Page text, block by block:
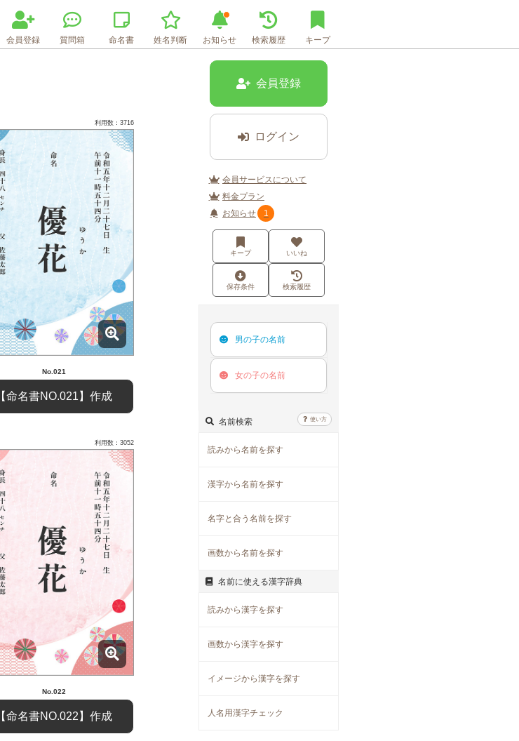
会員登録 質問箱 命名書 姓名判断 お知らせ 検索履歴 キープ
利用数：3716
No.021
【命名書NO.021】作成
利用数：3052
No.022
【命名書NO.022】作成
会員登録
ログイン
会員サービスについて
料金プラン
お知らせ
1
キープ いいね
保存条件 検索履歴
男の子の名前
女の子の名前
名前検索 使い方
読みから名前を探す
漢字から名前を探す
名字と合う名前を探す
画数から名前を探す
名前に使える漢字辞典
読みから漢字を探す
画数から漢字を探す
イメージから漢字を探す
人名用漢字チェック